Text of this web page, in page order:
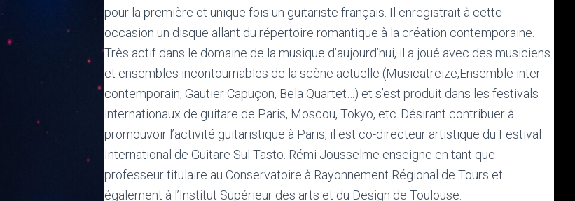
pour la première et unique fois un guitariste français. Il enregistrait à cette
occasion un disque allant du répertoire romantique à la création contemporaine.
Très actif dans le domaine de la musique d’aujourd’hui, il a joué avec des musiciens
et ensembles incontournables de la scène actuelle (Musicatreize,Ensemble inter
contemporain, Gautier Capuçon, Bela Quartet…) et s’est produit dans les festivals
internationaux de guitare de Paris, Moscou, Tokyo, etc..Désirant contribuer à
promouvoir l’activité guitaristique à Paris, il est co-directeur artistique du Festival
International de Guitare Sul Tasto. Rémi Jousselme enseigne en tant que
professeur titulaire au Conservatoire à Rayonnement Régional de Tours et
également à l’Institut Supérieur des arts et du Design de Toulouse.